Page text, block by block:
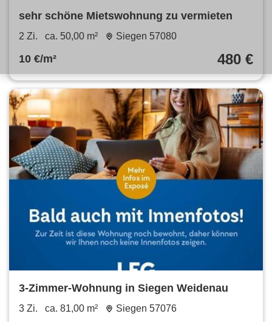
sehr schöne Mietswohnung zu vermieten
2 Zi. ca. 50,00 m² Siegen 57080
10 €/m² 480 €
3-Zimmer-Wohnung in Siegen Weidenau
3 Zi. ca. 81,00 m² Siegen 57076